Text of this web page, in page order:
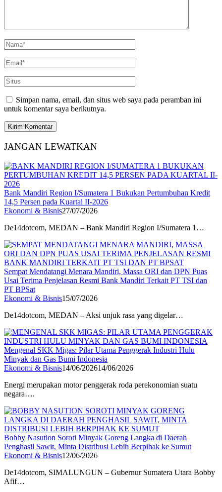
Simpan nama, email, dan situs web saya pada peramban ini
untuk komentar saya berikutnya.
JANGAN LEWATKAN
Bank Mandiri Region I/Sumatera 1 Bukukan Pertumbuhan Kredit
14,5 Persen pada Kuartal II-2026
Ekonomi & Bisnis27/07/2026
De14dotcom, MEDAN – Bank Mandiri Region I/Sumatera 1…
Sempat Mendatangi Menara Mandiri, Massa ORI dan DPN Puas
Usai Terima Penjelasan Resmi Bank Mandiri Terkait PT TSI dan
PT BPSat
Ekonomi & Bisnis15/07/2026
De14dotcom, MEDAN – Aksi unjuk rasa yang digelar…
Mengenal SKK Migas: Pilar Utama Penggerak Industri Hulu
Minyak dan Gas Bumi Indonesia
Ekonomi & Bisnis14/06/202614/06/2026
Energi merupakan motor penggerak roda perekonomian suatu
negara….
Bobby Nasution Soroti Minyak Goreng Langka di Daerah
Penghasil Sawit, Minta Distribusi Lebih Berpihak ke Sumut
Ekonomi & Bisnis12/06/2026
De14dotcom, SIMALUNGUN – Gubernur Sumatera Utara Bobby
Afif…